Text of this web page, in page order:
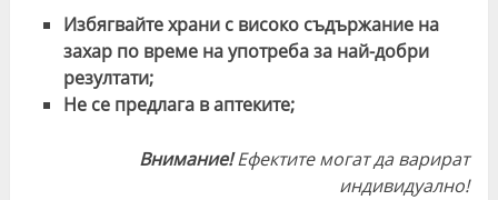
Избягвайте храни с високо съдържание на
захар по време на употреба за най-добри
резултати;
Не се предлага в аптеките;
Внимание!Ефектите могат да варират
индивидуално!